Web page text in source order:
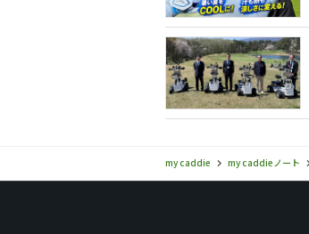
my caddie my caddieノート